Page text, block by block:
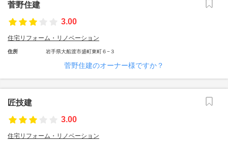
菅野住建
3.00
住宅リフォーム・リノベーション
住所 岩手県大船渡市盛町東町６−３
菅野住建のオーナー様ですか？
匠技建
3.00
住宅リフォーム・リノベーション